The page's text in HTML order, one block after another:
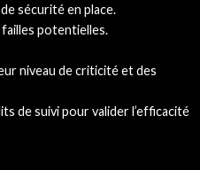
sécurité en place.
potentielles.
niveau de criticité et des
de suivi pour valider l’efficacité